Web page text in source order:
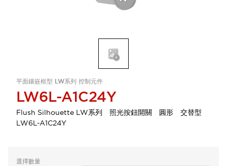
平面鑲嵌框型 LW系列 控制元件
LW6L-A1C24Y
Flush Silhouette LW系列 照光按鈕開關 圓形 交替型
LW6L-A1C24Y
選擇數量